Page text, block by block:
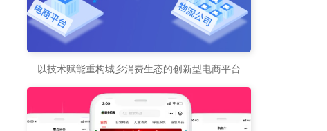
以技术赋能重构城乡消费生态的创新型电商平台